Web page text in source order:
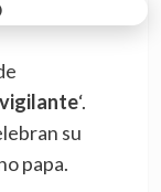
vigilante‘.
su
papa.